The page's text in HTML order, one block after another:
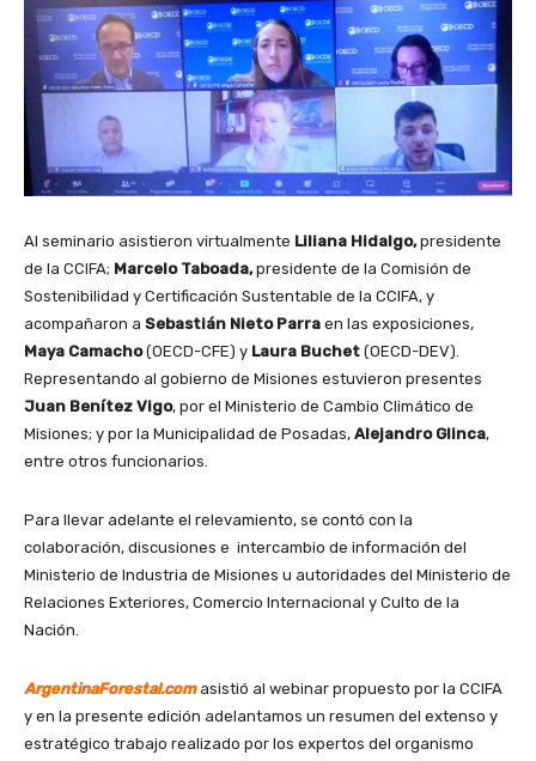
Al seminario asistieron virtualmente Liliana Hidalgo,presidente
de la CCIFA; Marcelo Taboada,presidente de la Comisión de
Sostenibilidad y Certificación Sustentable de la CCIFA, y
acompañaron a Sebastián Nieto Parra en las exposiciones,
Maya Camacho(OECD-CFE) y Laura Buchet (OECD-DEV).
Representando al gobierno de Misiones estuvieron presentes
Juan Benítez Vigo, por el Ministerio de Cambio Climático de
Misiones; y por la Municipalidad de Posadas, Alejandro Glinca,
entre otros funcionarios.
Para llevar adelante el relevamiento, se contó con la
colaboración, discusiones e intercambio de información del
Ministerio de Industria de Misiones u autoridades del Ministerio de
Relaciones Exteriores, Comercio Internacional y Culto de la
Nación.
ArgentinaForestal.comasistió al webinar propuesto por la CCIFA
y en la presente edición adelantamos un resumen del extenso y
estratégico trabajo realizado por los expertos del organismo